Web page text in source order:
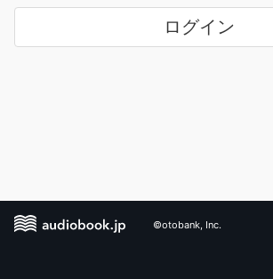
ログイン
©otobank, Inc.